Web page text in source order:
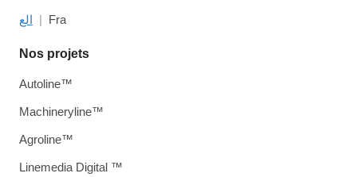
الع Fra
Nos projets
Autoline™
Machineryline™
Agroline™
Linemedia Digital ™